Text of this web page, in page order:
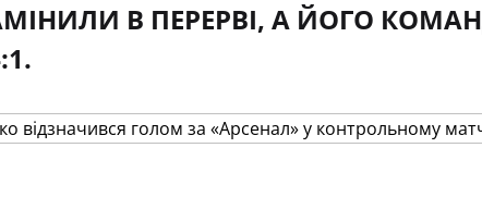
В ПЕРЕРВІ, А ЙОГО